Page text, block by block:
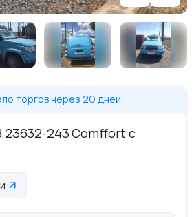
торгов через 20 дней
23632-243 Comffort с